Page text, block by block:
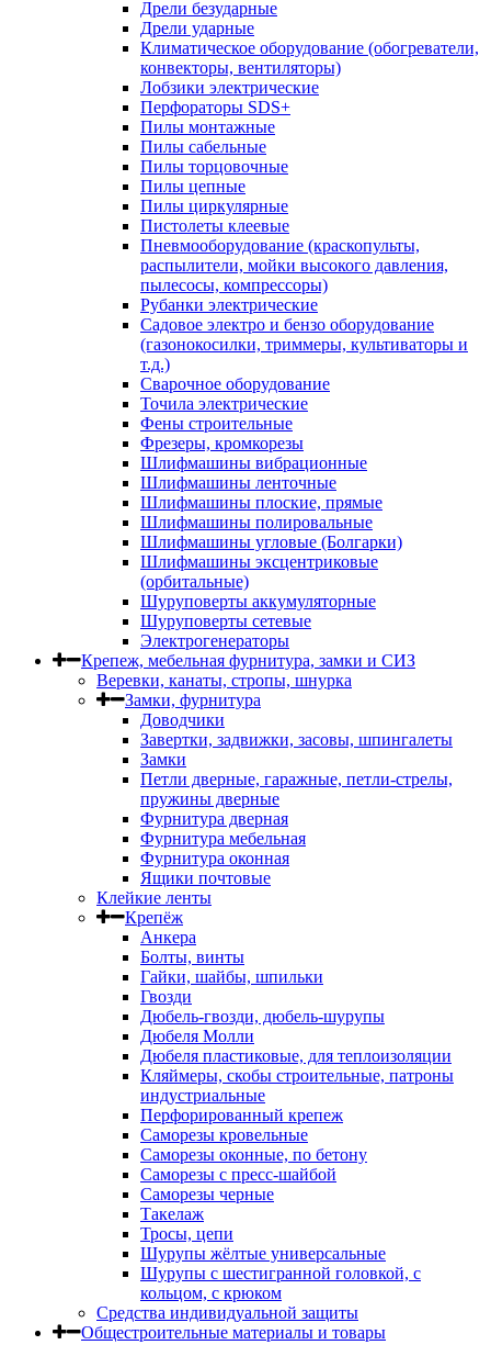
Дрели безударные
Дрели ударные
Климатическое оборудование (обогреватели,
конвекторы, вентиляторы)
Лобзики электрические
Перфораторы SDS+
Пилы монтажные
Пилы сабельные
Пилы торцовочные
Пилы цепные
Пилы циркулярные
Пистолеты клеевые
Пневмооборудование (краскопульты,
распылители, мойки высокого давления,
пылесосы, компрессоры)
Рубанки электрические
Садовое электро и бензо оборудование
(газонокосилки, триммеры, культиваторы и
т.д.)
Сварочное оборудование
Точила электрические
Фены строительные
Фрезеры, кромкорезы
Шлифмашины вибрационные
Шлифмашины ленточные
Шлифмашины плоские, прямые
Шлифмашины полировальные
Шлифмашины угловые (Болгарки)
Шлифмашины эксцентриковые
(орбитальные)
Шуруповерты аккумуляторные
Шуруповерты сетевые
Электрогенераторы
Крепеж, мебельная фурнитура, замки и СИЗ
Веревки, канаты, стропы, шнурка
Замки, фурнитура
Доводчики
Завертки, задвижки, засовы, шпингалеты
Замки
Петли дверные, гаражные, петли-стрелы,
пружины дверные
Фурнитура дверная
Фурнитура мебельная
Фурнитура оконная
Ящики почтовые
Клейкие ленты
Крепёж
Анкера
Болты, винты
Гайки, шайбы, шпильки
Гвозди
Дюбель-гвозди, дюбель-шурупы
Дюбеля Молли
Дюбеля пластиковые, для теплоизоляции
Кляймеры, скобы строительные, патроны
индустриальные
Перфорированный крепеж
Саморезы кровельные
Саморезы оконные, по бетону
Саморезы с пресс-шайбой
Саморезы черные
Такелаж
Тросы, цепи
Шурупы жёлтые универсальные
Шурупы с шестигранной головкой, с
кольцом, с крюком
Средства индивидуальной защиты
Общестроительные материалы и товары